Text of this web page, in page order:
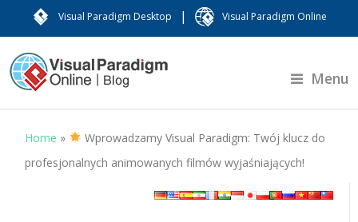
Visual Paradigm Desktop | Visual Paradigm Online
Menu
Home »
Wprowadzamy Visual Paradigm: Twój klucz do
profesjonalnych animowanych filmów wyjaśniających!